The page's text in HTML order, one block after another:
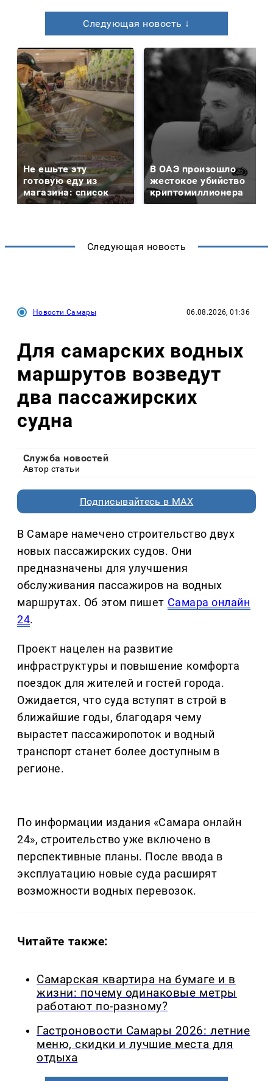
Следующая новость ↓
Не ешьте эту
готовую еду из
магазина: список
В ОАЭ произошло
жестокое убийство
криптомиллионера
Следующая новость
Новости Самары 06.08.2026, 01:36
Для самарских водных
маршрутов возведут
два пассажирских
судна
Служба новостей
Автор статьи
Подписывайтесь в MAX
В Самаре намечено строительство двух
новых пассажирских судов. Они
предназначены для улучшения
обслуживания пассажиров на водных
маршрутах. Об этом пишет Самара онлайн
24.
Проект нацелен на развитие
инфраструктуры и повышение комфорта
поездок для жителей и гостей города.
Ожидается, что суда вступят в строй в
ближайшие годы, благодаря чему
вырастет пассажиропоток и водный
транспорт станет более доступным в
регионе.
По информации издания «Самара онлайн
24», строительство уже включено в
перспективные планы. После ввода в
эксплуатацию новые суда расширят
возможности водных перевозок.
Читайте также:
Самарская квартира на бумаге и в
жизни: почему одинаковые метры
работают по-разному?
Гастроновости Самары 2026: летние
меню, скидки и лучшие места для
отдыха